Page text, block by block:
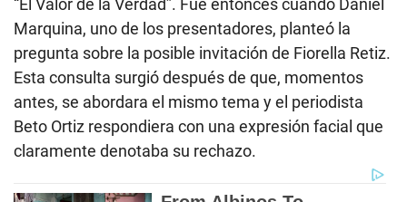
Marquina, uno de los presentadores, planteó la
pregunta sobre la posible invitación de Fiorella Retiz.
Esta consulta surgió después de que, momentos
antes, se abordara el mismo tema y el periodista
Beto Ortiz respondiera con una expresión facial que
claramente denotaba su rechazo.